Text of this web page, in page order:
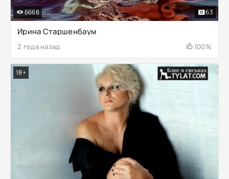
Ирина Старшенбаум
2 года назад 100%
6668 63
18+